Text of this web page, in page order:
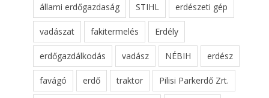
állami erdőgazdaság STIHL erdészeti gép
vadászat fakitermelés Erdély
erdőgazdálkodás vadász NÉBIH erdész
favágó erdő traktor Pilisi Parkerdő Zrt.